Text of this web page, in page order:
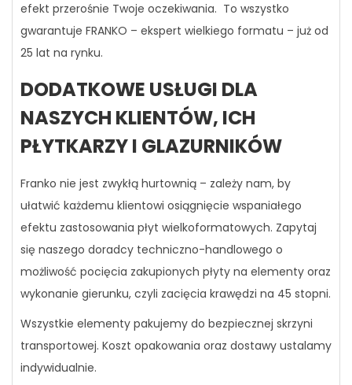
efekt przerośnie Twoje oczekiwania. To wszystko
gwarantuje FRANKO – ekspert wielkiego formatu – już od
25 lat na rynku.
DODATKOWE USŁUGI DLA
NASZYCH KLIENTÓW, ICH
PŁYTKARZY I GLAZURNIKÓW
Franko nie jest zwykłą hurtownią – zależy nam, by
ułatwić każdemu klientowi osiągnięcie wspaniałego
efektu zastosowania płyt wielkoformatowych. Zapytaj
się naszego doradcy techniczno-handlowego o
możliwość pocięcia zakupionych płyty na elementy oraz
wykonanie gierunku, czyli zacięcia krawędzi na 45 stopni.
Wszystkie elementy pakujemy do bezpiecznej skrzyni
transportowej. Koszt opakowania oraz dostawy ustalamy
indywidualnie.